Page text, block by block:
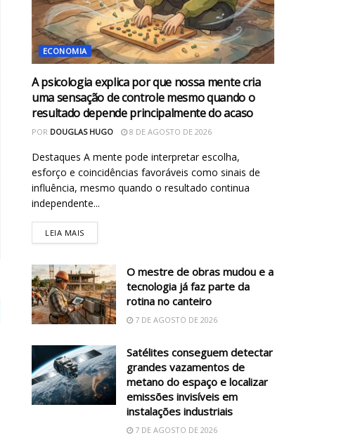
ECONOMIA
A psicologia explica por que nossa mente cria
uma sensação de controle mesmo quando o
resultado depende principalmente do acaso
POR DOUGLAS HUGO 8 DE AGOSTO DE 2026
Destaques A mente pode interpretar escolha,
esforço e coincidências favoráveis como sinais de
influência, mesmo quando o resultado continua
independente...
LEIA MAIS
O mestre de obras mudou e a
tecnologia já faz parte da
rotina no canteiro
7 DE AGOSTO DE 2026
Satélites conseguem detectar
grandes vazamentos de
metano do espaço e localizar
emissões invisíveis em
instalações industriais
7 DE AGOSTO DE 2026